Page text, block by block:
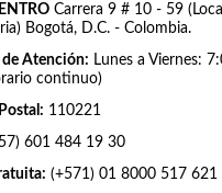
Carrera 9 # 10 - 59
Bogotá, D.C. - Colombia.
de Atención: Lunes a Viernes:
continuo)
110221
601 484 19 30
(+571) 01 8000 517 621